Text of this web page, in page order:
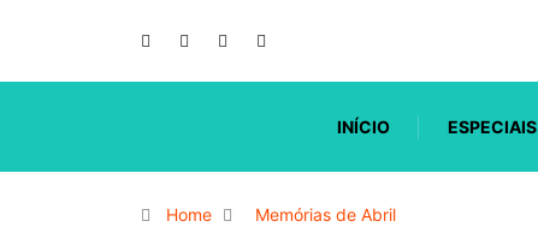
INÍCIO ESPECIAIS
Home Memórias de Abril